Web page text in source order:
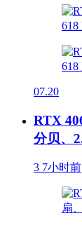
07.20
RTX
分贝、
3 7小时前